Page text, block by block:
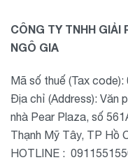
CÔNG TY TNHH GIẢI
NGÔ GIA
Mã số thuế (Tax code):
Địa chỉ (Address): Văn
nhà Pear Plaza, số
Thạnh Mỹ Tây, TP Hồ
HOTLINE :